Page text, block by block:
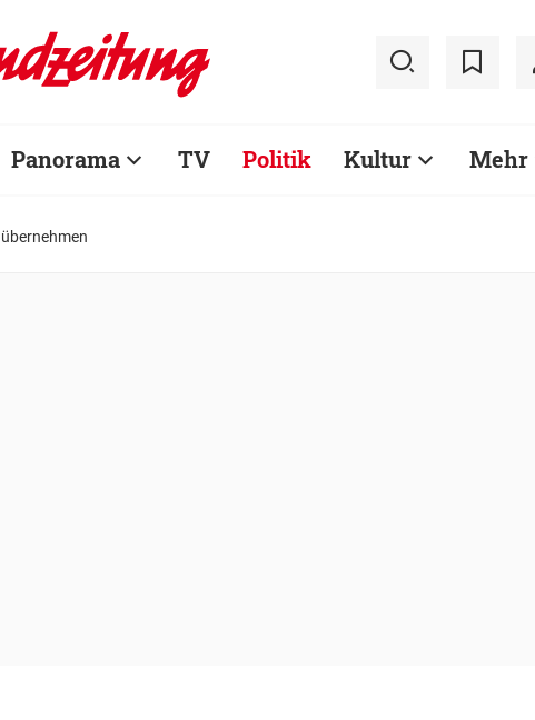
Panorama TV Politik Kultur Mehr